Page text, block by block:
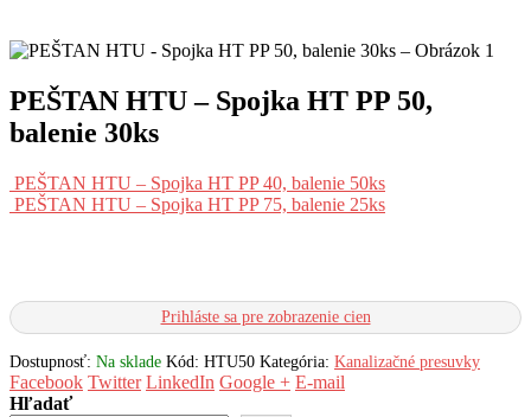
PEŠTAN HTU – Spojka HT PP 50,
balenie 30ks
PEŠTAN HTU – Spojka HT PP 40, balenie 50ks
PEŠTAN HTU – Spojka HT PP 75, balenie 25ks
Prihláste sa pre zobrazenie cien
Dostupnosť: Na sklade Kód: HTU50 Kategória: Kanalizačné presuvky
Facebook Twitter LinkedIn Google + E-mail
Hľadať